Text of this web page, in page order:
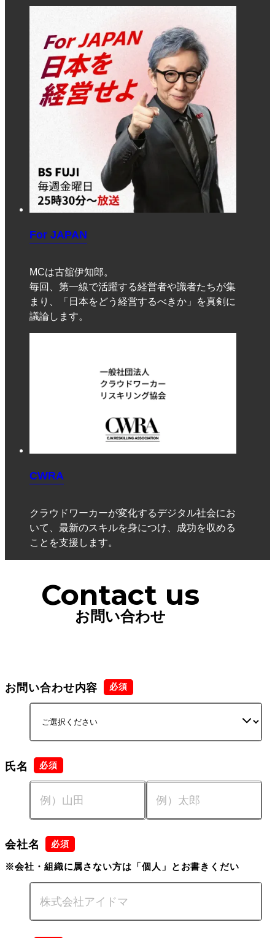
For JAPAN
MCは古舘伊知郎。
毎回、第一線で活躍する経営者や識者たちが集
まり、「日本をどう経営するべきか」を真剣に
議論します。
CWRA
クラウドワーカーが変化するデジタル社会にお
いて、最新のスキルを身につけ、成功を収める
ことを支援します。
Contact us
お問い合わせ
お問い合わせ内容
氏名
会社名
※会社・組織に属さない方は「個人」とお書きくだい